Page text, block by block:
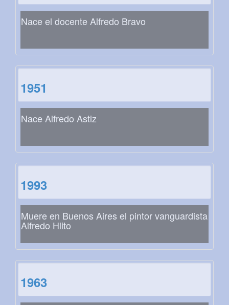
Nace el docente Alfredo Bravo
1951
Nace Alfredo Astiz
1993
Muere en Buenos Aires el pintor vanguardista
Alfredo Hlito
1963